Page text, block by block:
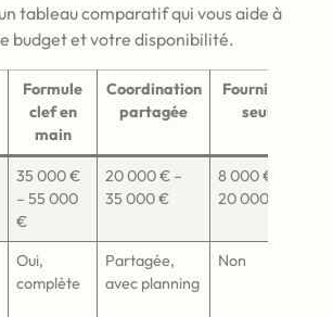
tableau comparatif qui vous aide à
budget et votre disponibilité.
Formule
clef en
main
Coordination
partagée
Fourniture
seule
35 000 €
– 55 000
€
20 000 € –
35 000 €
8 000 € –
20 000 €
Oui,
complète
Partagée,
avec planning
Non